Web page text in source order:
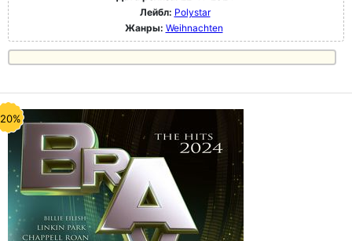
Лейбл: Polystar
Жанры: Weihnachten